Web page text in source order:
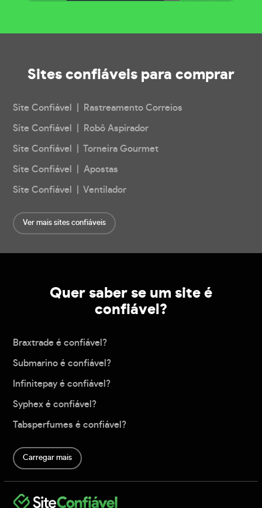
Sites confiáveis para comprar
Site Confiável | Rastreamento Correios
Site Confiável | Robô Aspirador
Site Confiável | Torneira Gourmet
Site Confiável | Apostas
Site Confiável | Ventilador
Ver mais sites confiáveis
Quer saber se um site é
confiável?
Braxtrade é confiável?
Submarino é confiável?
Infinitepay é confiável?
Syphex é confiável?
Tabsperfumes é confiável?
Carregar mais